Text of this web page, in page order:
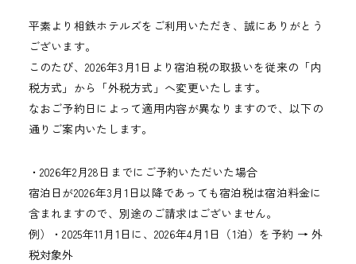
4
日
平素より相鉄ホテルズをご利用いただき、誠にありがとう
ございます。
このたび、2026年3月1日より宿泊税の取扱いを従来の「内
税方式」から「外税方式」へ変更いたします。
なおご予約日によって適用内容が異なりますので、以下の
通りご案内いたします。
・2026年2月28日までにご予約いただいた場合
宿泊日が2026年3月1日以降であっても宿泊税は宿泊料金に
含まれますので、別途のご請求はございません。
例）・2025年11月1日に、2026年4月1日（1泊）を予約 → 外
税対象外